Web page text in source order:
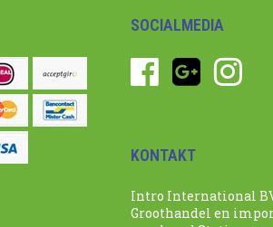
SOCIALMEDIA
KONTAKT
Intro International
Groothandel en